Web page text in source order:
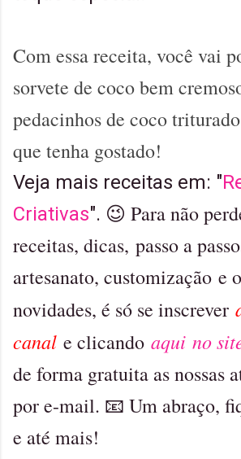
Com essa receita, você vai
sorvete de coco bem
pedacinhos de coco
que tenha gostado!
Veja mais receitas em: "
Criativas". 😉 Para não
receitas, dicas, passo a
artesanato, customização e
novidades, é só se inscrever
canal e clicando aqui no
de forma gratuita as nossas
por e-mail. 📧 Um abraço,
e até mais!